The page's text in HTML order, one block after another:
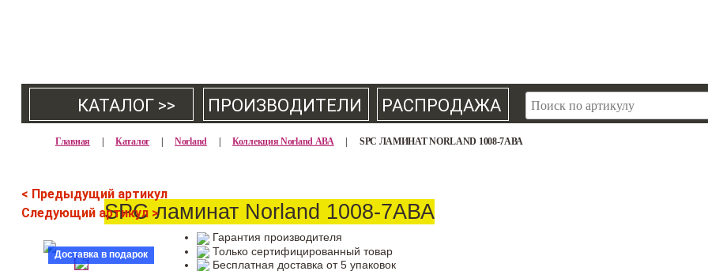
КАТАЛОГ >> ПРОИЗВОДИТЕЛИ РАСПРОДАЖА
Главная Каталог Norland Коллекция Norland АВА SPC ЛАМИНАТ NORLAND 1008-7АВА
< Предыдущий артикул
Следующий артикул >SPC ламинат Norland 1008-7АВА
Доставка в подарок
Гарантия производителя
Только сертифицированный товар
Бесплатная доставка от 5 упаковок